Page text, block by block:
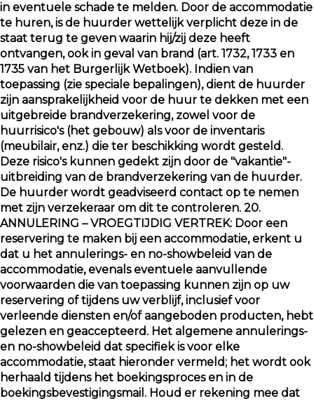
in eventuele schade te melden. Door de accommodatie
te huren, is de huurder wettelijk verplicht deze in de
staat terug te geven waarin hij/zij deze heeft
ontvangen, ook in geval van brand (art. 1732, 1733 en
1735 van het Burgerlijk Wetboek). Indien van
toepassing (zie speciale bepalingen), dient de huurder
zijn aansprakelijkheid voor de huur te dekken met een
uitgebreide brandverzekering, zowel voor de
huurrisico's (het gebouw) als voor de inventaris
(meubilair, enz.) die ter beschikking wordt gesteld.
Deze risico's kunnen gedekt zijn door de "vakantie"-
uitbreiding van de brandverzekering van de huurder.
De huurder wordt geadviseerd contact op te nemen
met zijn verzekeraar om dit te controleren. 20.
ANNULERING – VROEGTIJDIG VERTREK: Door een
reservering te maken bij een accommodatie, erkent u
dat u het annulerings- en no-showbeleid van de
accommodatie, evenals eventuele aanvullende
voorwaarden die van toepassing kunnen zijn op uw
reservering of tijdens uw verblijf, inclusief voor
verleende diensten en/of aangeboden producten, hebt
gelezen en geaccepteerd. Het algemene annulerings-
en no-showbeleid dat specifiek is voor elke
accommodatie, staat hieronder vermeld; het wordt ook
herhaald tijdens het boekingsproces en in de
boekingsbevestigingsmail. Houd er rekening mee dat